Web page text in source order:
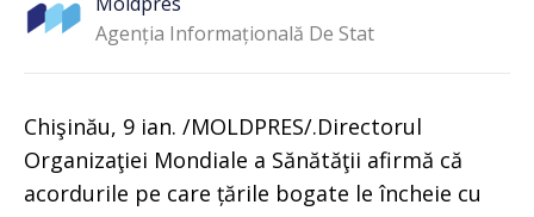
Agenția Informațională De Stat
Chişinău, 9 ian. /MOLDPRES/.Directorul
Organizaţiei Mondiale a Sănătăţii afirmă că
acordurile pe care țările bogate le încheie cu